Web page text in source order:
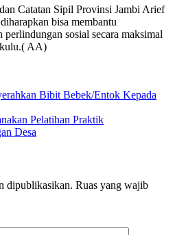
Catatan Sipil Provinsi Jambi Arief
bisa membantu
perlindungan sosial secara maksimal
AA)
Bibit Bebek/Entok Kepada
Pelatihan Praktik
Desa
dipublikasikan. Ruas yang wajib